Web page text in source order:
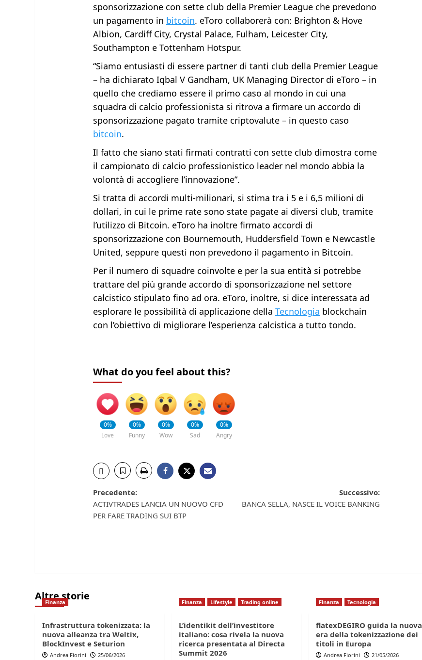
sponsorizzazione con sette club della Premier League che prevedono
un pagamento in bitcoin. eToro collaborerà con: Brighton & Hove
Albion, Cardiff City, Crystal Palace, Fulham, Leicester City,
Southampton e Tottenham Hotspur.
“Siamo entusiasti di essere partner di tanti club della Premier League
– ha dichiarato Iqbal V Gandham, UK Managing Director di eToro – in
quello che crediamo essere il primo caso al mondo in cui una
squadra di calcio professionista si ritrova a firmare un accordo di
sponsorizzazione pagato tramite criptovalute – in questo caso
bitcoin.
Il fatto che siano stati firmati contratti con sette club dimostra come
il campionato di calcio professionistico leader nel mondo abbia la
volontà di accogliere l’innovazione”.
Si tratta di accordi multi-milionari, si stima tra i 5 e i 6,5 milioni di
dollari, in cui le prime rate sono state pagate ai diversi club, tramite
l’utilizzo di Bitcoin. eToro ha inoltre firmato accordi di
sponsorizzazione con Bournemouth, Huddersfield Town e Newcastle
United, seppure questi non prevedono il pagamento in Bitcoin.
Per il numero di squadre coinvolte e per la sua entità si potrebbe
trattare del più grande accordo di sponsorizzazione nel settore
calcistico stipulato fino ad ora. eToro, inoltre, si dice interessata ad
esplorare le possibilità di applicazione dellaTecnologia blockchain
con l’obiettivo di migliorare l’esperienza calcistica a tutto tondo.
What do you feel about this?
0%
Love
0%
Funny
0%
Wow
0%
Sad
0%
Angry
Navigazione
articolo
Precedente:
ACTIVTRADES LANCIA UN NUOVO CFD
PER FARE TRADING SUI BTP
Successivo:
BANCA SELLA, NASCE IL VOICE BANKING
Altre storie
Finanza
Infrastruttura tokenizzata: la
nuova alleanza tra Weltix,
BlockInvest e Seturion
Andrea Fiorini 25/06/2026
Finanza Lifestyle Trading online
L’identikit dell’investitore
italiano: cosa rivela la nuova
ricerca presentata al Directa
Summit 2026
Finanza Tecnologia
flatexDEGIRO guida la nuova
era della tokenizzazione dei
titoli in Europa
Andrea Fiorini 21/05/2026